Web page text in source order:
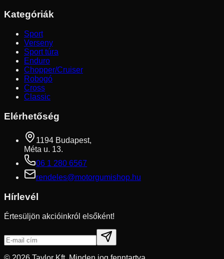
Kategóriák
Sport
Verseny
Sport túra
Enduro
Chopper/Cruiser
Robogó
Cross
Classic
Elérhetőség
1194 Budapest,
Méta u. 13.
06 1 280 6567
rendeles@motorgumishop.hu
Hírlevél
Értesüljön akcióinkról elsőként!